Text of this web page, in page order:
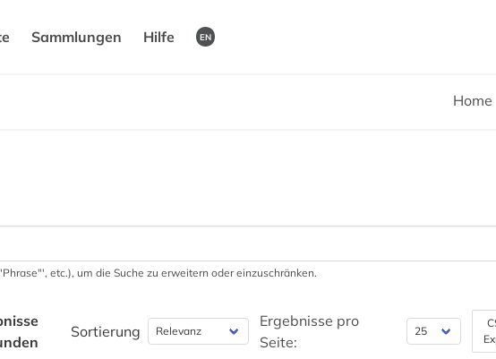
Sammlungen Hilfe EN
Home
etc.), um die Suche zu erweitern oder einzuschränken.
Sortierung
Ergebnisse pro
Seite: